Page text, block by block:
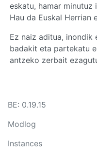
eskatu, hamar minutuz
Hau da Euskal Herrian
Ez naiz aditua, inondik
badakit eta partekatu
antzeko zerbait
BE: 0.19.15
Modlog
Instances